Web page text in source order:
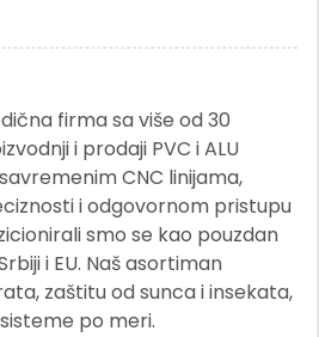
firma sa više od 30
i prodaji PVC i ALU
CNC linijama,
i odgovornom pristupu
smo se kao pouzdan
i EU. Naš asortiman
zaštitu od sunca i insekata,
po meri.